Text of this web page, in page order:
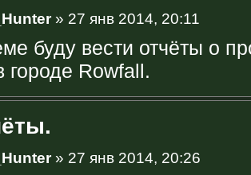
» 27 янв 2014, 20:11
буду вести отчёты о
городе Rowfall.
» 27 янв 2014, 20:26